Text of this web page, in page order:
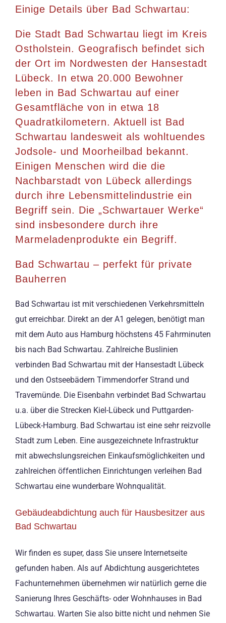
Einige Details über Bad Schwartau:
Die Stadt Bad Schwartau liegt im Kreis
Ostholstein. Geografisch befindet sich
der Ort im Nordwesten der Hansestadt
Lübeck. In etwa 20.000 Bewohner
leben in Bad Schwartau auf einer
Gesamtfläche von in etwa 18
Quadratkilometern. Aktuell ist Bad
Schwartau landesweit als wohltuendes
Jodsole- und Moorheilbad bekannt.
Einigen Menschen wird die die
Nachbarstadt von Lübeck allerdings
durch ihre Lebensmittelindustrie ein
Begriff sein. Die „Schwartauer Werke“
sind insbesondere durch ihre
Marmeladenprodukte ein Begriff.
Bad Schwartau – perfekt für private
Bauherren
Bad Schwartau ist mit verschiedenen Verkehrsmitteln
gut erreichbar. Direkt an der A1 gelegen, benötigt man
mit dem Auto aus Hamburg höchstens 45 Fahrminuten
bis nach Bad Schwartau. Zahlreiche Buslinien
verbinden Bad Schwartau mit der Hansestadt Lübeck
und den Ostseebädern Timmendorfer Strand und
Travemünde. Die Eisenbahn verbindet Bad Schwartau
u.a. über die Strecken Kiel-Lübeck und Puttgarden-
Lübeck-Hamburg. Bad Schwartau ist eine sehr reizvolle
Stadt zum Leben. Eine ausgezeichnete Infrastruktur
mit abwechslungsreichen Einkaufsmöglichkeiten und
zahlreichen öffentlichen Einrichtungen verleihen Bad
Schwartau eine wunderbare Wohnqualität.
Gebäudeabdichtung auch für Hausbesitzer aus
Bad Schwartau
Wir finden es super, dass Sie unsere Internetseite
gefunden haben. Als auf Abdichtung ausgerichtetes
Fachunternehmen übernehmen wir natürlich gerne die
Sanierung Ihres Geschäfts- oder Wohnhauses in Bad
Schwartau. Warten Sie also bitte nicht und nehmen Sie